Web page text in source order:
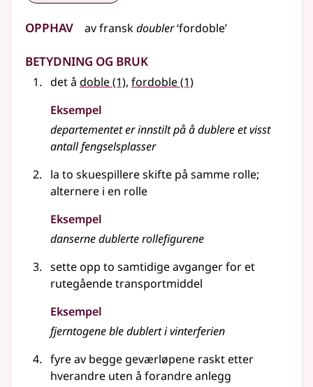
Opphav avfranskdoubler‘fordoble’
Betydning og bruk
det å doble(1), fordoble(1)
Eksempel
departementet er innstilt på å dublere et visst
antall fengselsplasser
la to skuespillere skifte på samme rolle;
alternere i en rolle
Eksempel
danserne dublerte rollefigurene
sette opp to samtidige avganger for et
rutegående transportmiddel
Eksempel
fjerntogene ble dublert i vinterferien
fyre av begge geværløpene raskt etter
hverandre uten å forandre anlegg